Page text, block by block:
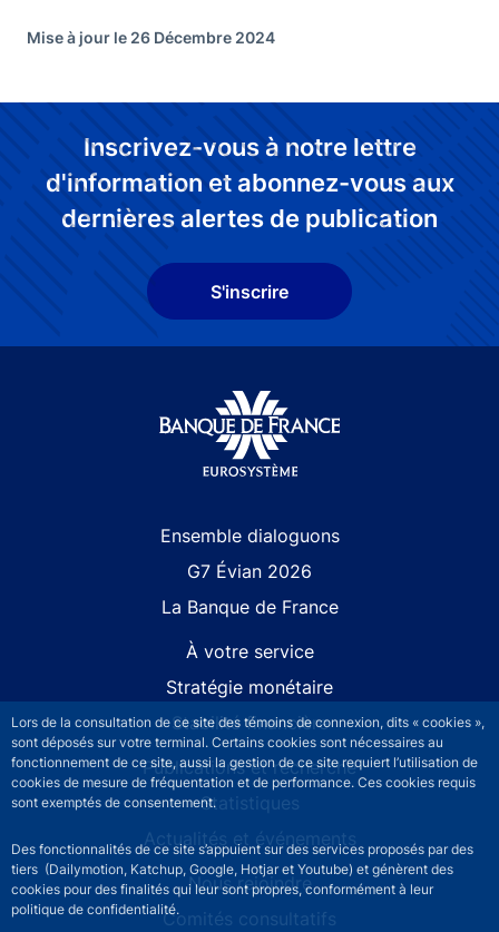
Lors de la consultation de ce site des témoins de connexion, dits « cookies »,
sont déposés sur votre terminal. Certains cookies sont nécessaires au
fonctionnement de ce site, aussi la gestion de ce site requiert l’utilisation de
cookies de mesure de fréquentation et de performance. Ces cookies requis
sont exemptés de consentement.
Des fonctionnalités de ce site s’appuient sur des services proposés par des
tiers (Dailymotion, Katchup, Google, Hotjar et Youtube) et génèrent des
cookies pour des finalités qui leur sont propres, conformément à leur
politique de confidentialité.
Mise à jour le 26 Décembre 2024
Inscrivez-vous à notre lettre
d'information et abonnez-vous aux
dernières alertes de publication
S'inscrire
Ensemble dialoguons
G7 Évian 2026
La Banque de France
À votre service
Stratégie monétaire
Stabilité financière
Publications et recherche
Statistiques
Actualités et événements
Nous rejoindre
Comités consultatifs